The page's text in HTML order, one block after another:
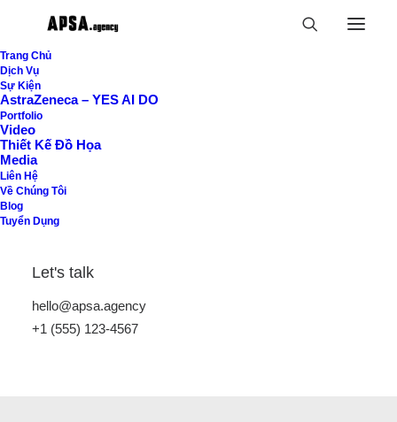
Trang Chủ
Dịch Vụ
Sự Kiện
AstraZeneca – YES AI DO
Portfolio
Video
Thiết Kế Đồ Họa
Media
Liên Hệ
Về Chúng Tôi
Blog
Tuyển Dụng
Let's talk
hello@apsa.agency
+1 (555) 123-4567